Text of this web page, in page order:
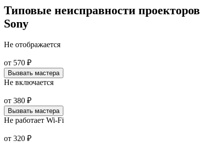
Типовые неисправности проекторов
Sony
Не отображается
от 570 ₽
Вызвать мастера
Не включается
от 380 ₽
Вызвать мастера
Не работает Wi-Fi
от 320 ₽